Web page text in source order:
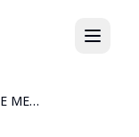
RAYBAN AVATOR LARGE METAL RB3025 9156/AJ 58